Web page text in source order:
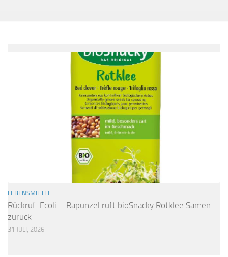
LEBENSMITTEL
Rückruf: Ecoli – Rapunzel ruft bioSnacky Rotklee Samen
zurück
31 JULI, 2026